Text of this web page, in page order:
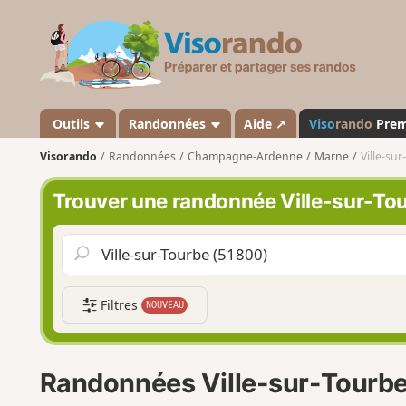
s
a
n
d
o
Outils Randonnées Aide ↗ Visorando
Visorando Randonnées Champagne-Ardenne Marne Ville-
Trouver une randonnée Ville-sur-
Filtres NOUVEAU
Randonnées Ville-sur-